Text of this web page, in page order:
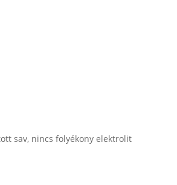
sav, nincs folyékony elektrolit